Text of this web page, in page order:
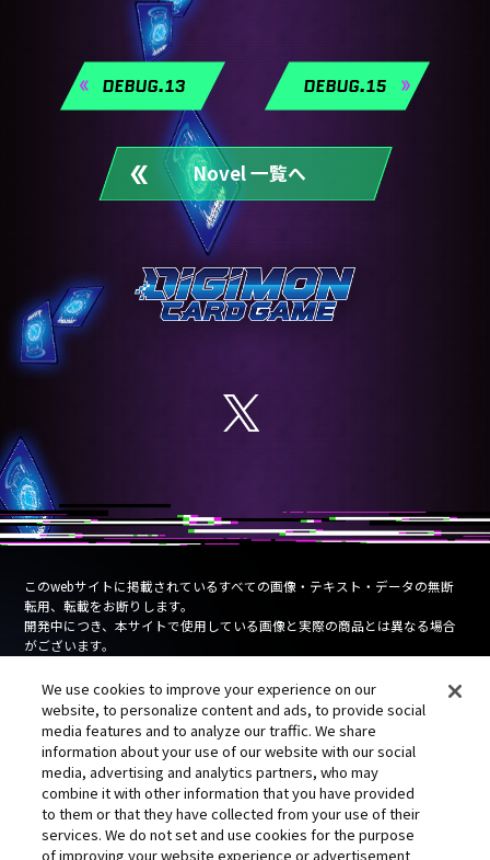
DEBUG.13 DEBUG.15
Novel 一覧へ
このwebサイトに掲載されているすべての画像・テキスト・データの無断
転用、転載をお断りします。
開発中につき、本サイトで使用している画像と実際の商品とは異なる場合
がございます。
on this website is prohibited.
Products are under development and the images on this website may differ
from the actual product.
Cookies Settings プライバシーポリシー
We use cookies to improve your experience on our
website, to personalize content and ads, to provide social
media features and to analyze our traffic. We share
information about your use of our website with our social
media, advertising and analytics partners, who may
combine it with other information that you have provided
to them or that they have collected from your use of their
services. We do not set and use cookies for the purpose
of improving your website experience or advertisement